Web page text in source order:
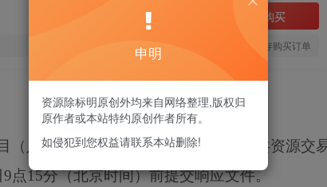
立即购买
您当前未登录！建议登陆后购买，可保存购买订单
（八包）的潜在供应商应在芜湖市公共资源交
9点15分（北京时间）前提交响应文件。
申明
资源除标明原创外均来自网络整理,版权归
原作者或本站特约原创作者所有。
如侵犯到您权益请联系本站删除!